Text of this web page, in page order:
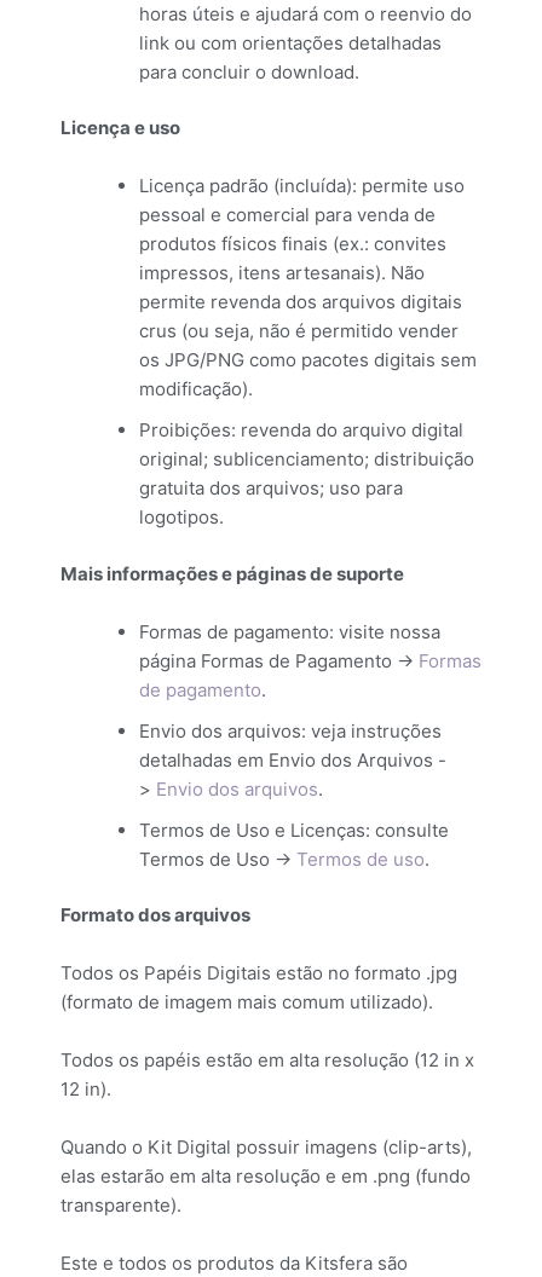
horas úteis e ajudará com o reenvio do
link ou com orientações detalhadas
para concluir o download.
Licença e uso
Licença padrão (incluída): permite uso
pessoal e comercial para venda de
produtos físicos finais (ex.: convites
impressos, itens artesanais). Não
permite revenda dos arquivos digitais
crus (ou seja, não é permitido vender
os JPG/PNG como pacotes digitais sem
modificação).
Proibições: revenda do arquivo digital
original; sublicenciamento; distribuição
gratuita dos arquivos; uso para
logotipos.
Mais informações e páginas de suporte
Formas de pagamento: visite nossa
página Formas de Pagamento -> Formas
de pagamento.
Envio dos arquivos: veja instruções
detalhadas em Envio dos Arquivos -
> Envio dos arquivos.
Termos de Uso e Licenças: consulte
Termos de Uso -> Termos de uso.
Formato dos arquivos
Todos os Papéis Digitais estão no formato .jpg
(formato de imagem mais comum utilizado).
Todos os papéis estão em alta resolução (12 in x
12 in).
Quando o Kit Digital possuir imagens (clip-arts),
elas estarão em alta resolução e em .png (fundo
transparente).
Este e todos os produtos da Kitsfera são